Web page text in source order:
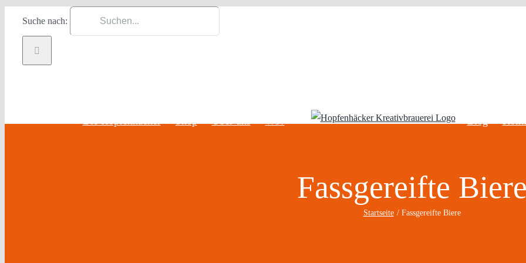
Zum Inhalt springen
Suche nach:
Die Hopfenhäcker Shop Über uns Wo? Blog
Fassgereifte Biere
Startseite Fassgereifte Biere